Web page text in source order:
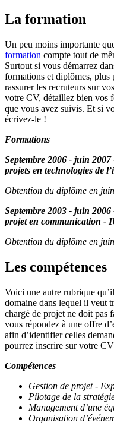
La formation
Un peu moins importante
formation compte tout de
Surtout si vous démarrez
formations et diplômes, plus
rassurer les recruteurs sur
votre CV, détaillez bien vos
que vous avez suivis. Et si
écrivez-le !
Formations
Septembre 2006 - juin
projets en technologies de
Obtention du diplôme en
Septembre 2003 - juin
projet en communication -
Obtention du diplôme en
Les compétences
Voici une autre rubrique
domaine dans lequel il veut
chargé de projet ne doit pas
vous répondez à une offre
afin d’identifier celles
pourrez inscrire sur votre
Compétences
Gestion de projet -
Pilotage de la
Management d’une
Organisation